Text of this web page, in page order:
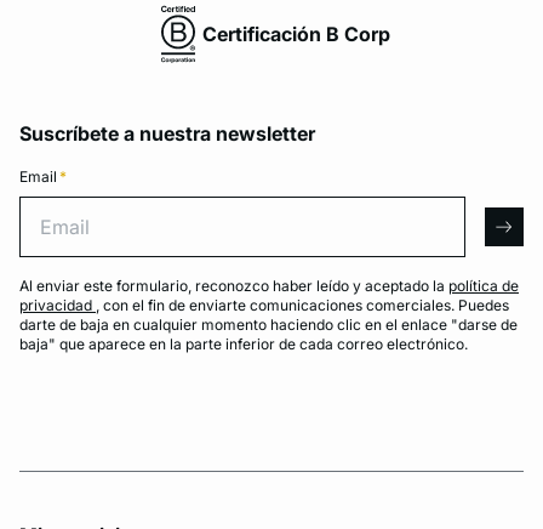
Certificación B Corp
Suscríbete a nuestra newsletter
Email *
Al enviar este formulario, reconozco haber leído y aceptado la política de
privacidad , con el fin de enviarte comunicaciones comerciales. Puedes
darte de baja en cualquier momento haciendo clic en el enlace "darse de
baja" que aparece en la parte inferior de cada correo electrónico.